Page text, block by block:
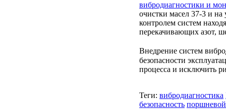
вибродиагностики и
очистки масел 37-3 и
контролем систем
перекачивающих азот,
Внедрение систем
безопасности
процесса и исключить
Теги: вибродиагностика
безопасность